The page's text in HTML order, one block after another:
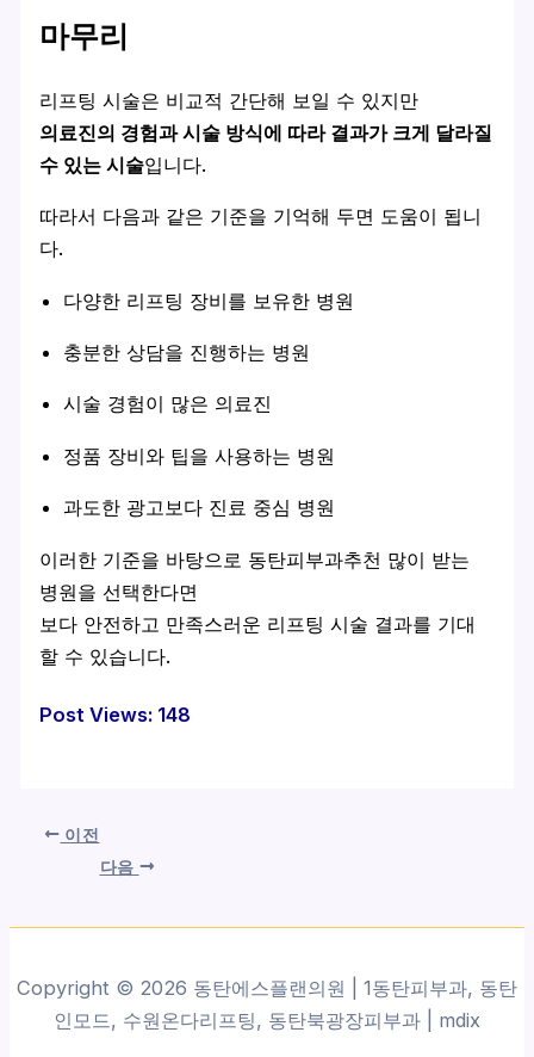
마무리
리프팅 시술은 비교적 간단해 보일 수 있지만
의료진의 경험과 시술 방식에 따라 결과가 크게 달라질
수 있는 시술입니다.
따라서 다음과 같은 기준을 기억해 두면 도움이 됩니
다.
다양한 리프팅 장비를 보유한 병원
충분한 상담을 진행하는 병원
시술 경험이 많은 의료진
정품 장비와 팁을 사용하는 병원
과도한 광고보다 진료 중심 병원
이러한 기준을 바탕으로 동탄피부과추천 많이 받는
병원을 선택한다면
보다 안전하고 만족스러운 리프팅 시술 결과를 기대
할 수 있습니다.
Post Views: 148
이전
다음
Copyright © 2026 동탄에스플랜의원 | 1동탄피부과, 동탄
인모드, 수원온다리프팅, 동탄북광장피부과 | mdix